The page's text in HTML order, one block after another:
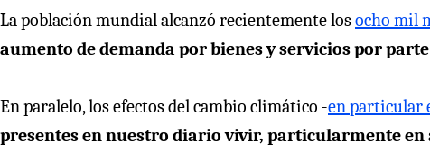
La población mundial alcanzó recientemente losocho mil
aumento de demanda por bienes y servicios por
En paralelo, los efectos del cambio climático -en particular
presentes en nuestro diario vivir, particularmente